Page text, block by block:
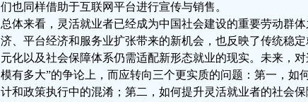
们也同样借助于互联网平台进行宣传与销售。
总体来看，灵活就业者已经成为中国社会建设的重要劳动群
济、平台经济和服务业扩张带来的新机会，也反映了传统稳
元化以及社会保障体系仍需适配新形态就业的现实。未来，
模有多大”的争论上，而应转向三个更实质的问题：第一，如
计和政策执行中的混淆；第二，如何提升灵活就业者的社会